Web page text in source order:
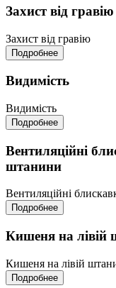
Захист від гравію
Захист від гравію
Подробнее
Видимість
Видимість
Подробнее
Вентиляційні
штанини
Вентиляційні
Подробнее
Кишеня на лівій
Кишеня на лівій
Подробнее